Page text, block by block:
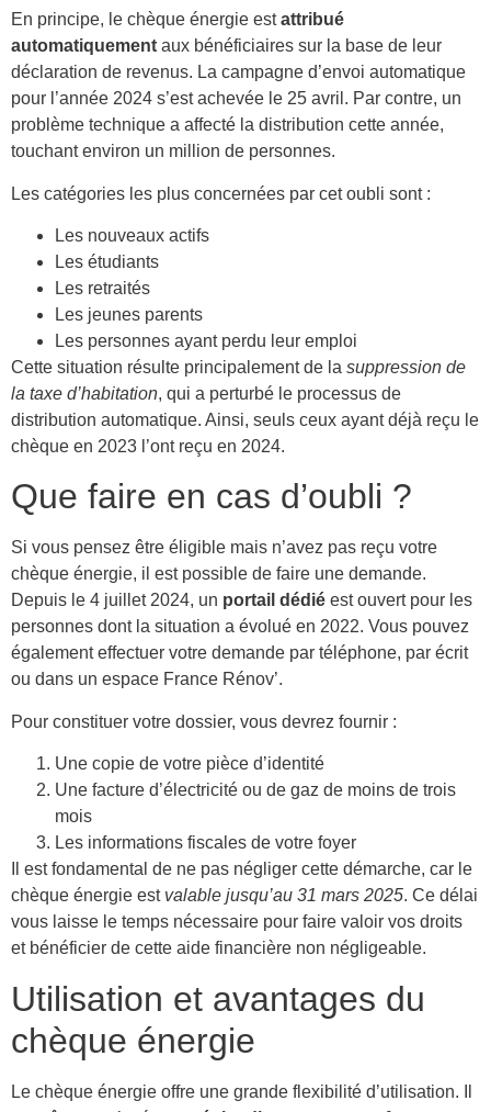
En principe, le chèque énergie estattribué
automatiquement aux bénéficiaires sur la base de leur
déclaration de revenus. La campagne d’envoi automatique
pour l’année 2024 s’est achevée le 25 avril. Par contre, un
problème technique a affecté la distribution cette année,
touchant environ un million de personnes.
Les catégories les plus concernées par cet oubli sont :
Les nouveaux actifs
Les étudiants
Les retraités
Les jeunes parents
Les personnes ayant perdu leur emploi
Cette situation résulte principalement de la suppression de
la taxe d’habitation, qui a perturbé le processus de
distribution automatique. Ainsi, seuls ceux ayant déjà reçu le
chèque en 2023 l’ont reçu en 2024.
Que faire en cas d’oubli ?
Si vous pensez être éligible mais n’avez pas reçu votre
chèque énergie, il est possible de faire une demande.
Depuis le 4 juillet 2024, un portail dédié est ouvert pour les
personnes dont la situation a évolué en 2022. Vous pouvez
également effectuer votre demande par téléphone, par écrit
ou dans un espace France Rénov’.
Pour constituer votre dossier, vous devrez fournir :
Une copie de votre pièce d’identité
Une facture d’électricité ou de gaz de moins de trois
mois
Les informations fiscales de votre foyer
Il est fondamental de ne pas négliger cette démarche, car le
chèque énergie est valable jusqu’au 31 mars 2025. Ce délai
vous laisse le temps nécessaire pour faire valoir vos droits
et bénéficier de cette aide financière non négligeable.
Utilisation et avantages du
chèque énergie
Le chèque énergie offre une grande flexibilité d’utilisation. Il